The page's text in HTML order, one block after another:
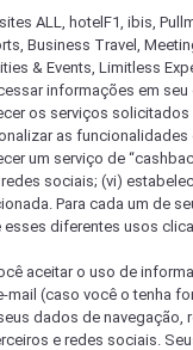
ALL, hotelF1, ibis,
Business Travel,
& Events, Limitless
informações em
os serviços solicitados
as
um serviço de
sociais; (vi)
Para cada um de
esses diferentes usos
aceitar o uso de
mail (caso você o tenha
dados de navegação,
e redes sociais.